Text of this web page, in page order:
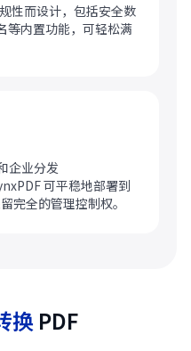
性而设计，包括安全数
等内置功能，可轻松满
企业分发
可平稳地部署到
完全的管理控制权。
换 PDF